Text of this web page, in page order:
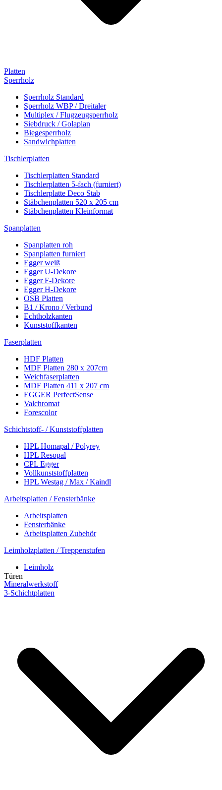
Platten
Sperrholz
Sperrholz Standard
Sperrholz WBP / Dreitaler
Multiplex / Flugzeugsperrholz
Siebdruck / Golaplan
Biegesperrholz
Sandwichplatten
Tischlerplatten
Tischlerplatten Standard
Tischlerplatten 5-fach (furniert)
Tischlerplatte Deco Stab
Stäbchenplatten 520 x 205 cm
Stäbchenplatten Kleinformat
Spanplatten
Spanplatten roh
Spanplatten furniert
Egger weiß
Egger U-Dekore
Egger F-Dekore
Egger H-Dekore
OSB Platten
B1 / Krono / Verbund
Echtholzkanten
Kunststoffkanten
Faserplatten
HDF Platten
MDF Platten 280 x 207cm
Weichfaserplatten
MDF Platten 411 x 207 cm
EGGER PerfectSense
Valchromat
Forescolor
Schichtstoff- / Kunststoffplatten
HPL Homapal / Polyrey
HPL Resopal
CPL Egger
Vollkunststoffplatten
HPL Westag / Max / Kaindl
Arbeitsplatten / Fensterbänke
Arbeitsplatten
Fensterbänke
Arbeitsplatten Zubehör
Leimholzplatten / Treppenstufen
Leimholz
Mineralwerkstoff
3-Schichtplatten
Türen